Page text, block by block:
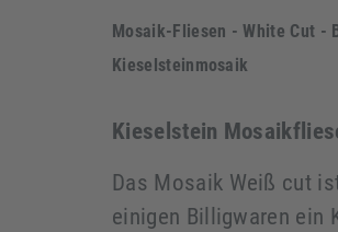
Mosaik-Fliesen - White Cut -
Kieselsteinmosaik
Kieselstein
Das Mosaik Weiß cut
einigen Billigwaren ein